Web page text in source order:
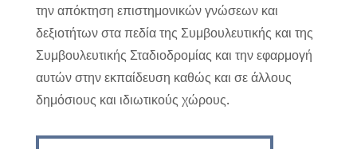
την απόκτηση επιστημονικών γνώσεων και
δεξιοτήτων στα πεδία της Συμβουλευτικής και της
Συμβουλευτικής Σταδιοδρομίας και την εφαρμογή
αυτών στην εκπαίδευση καθώς και σε άλλους
δημόσιους και ιδιωτικούς χώρους.